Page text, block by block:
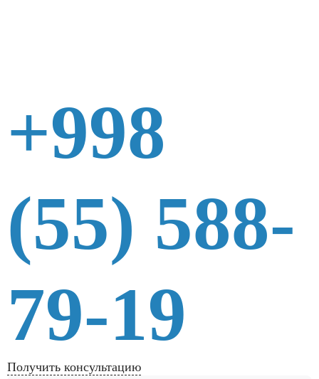
+998
(55) 588-
79-19
Получить консультацию